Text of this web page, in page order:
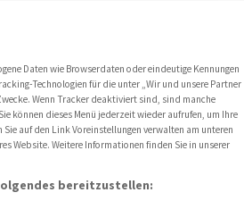
Daten wie Browserdaten oder eindeutige Kennungen
Technologien für die unter „Wir und unsere Partner
Wenn Tracker deaktiviert sind, sind manche
können dieses Menü jederzeit wieder aufrufen, um Ihre
auf den Link Voreinstellungen verwalten am unteren
Website. Weitere Informationen finden Sie in unserer
bereitzustellen: